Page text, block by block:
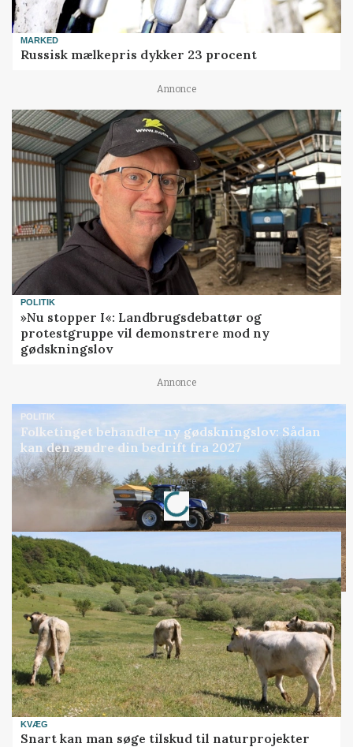
MARKED
Russisk mælkepris dykker 23 procent
Annonce
POLITIK
»Nu stopper I«: Landbrugsdebattør og
protestgruppe vil demonstrere mod ny
gødskningslov
Annonce
POLITIK
Folketinget behandler ny gødskningslov: Sådan
kan den ændre din bedrift fra 2027
Annonce
Loading...
KVÆG
Snart kan man søge tilskud til naturprojekter